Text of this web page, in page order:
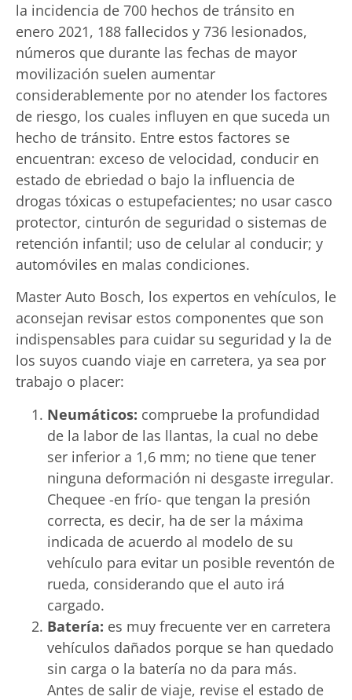
la incidencia de 700 hechos de tránsito en
enero 2021, 188 fallecidos y 736 lesionados,
números que durante las fechas de mayor
movilización suelen aumentar
considerablemente por no atender los factores
de riesgo, los cuales influyen en que suceda un
hecho de tránsito. Entre estos factores se
encuentran: exceso de velocidad, conducir en
estado de ebriedad o bajo la influencia de
drogas tóxicas o estupefacientes; no usar casco
protector, cinturón de seguridad o sistemas de
retención infantil; uso de celular al conducir; y
automóviles en malas condiciones.
Master Auto Bosch, los expertos en vehículos, le
aconsejan revisar estos componentes que son
indispensables para cuidar su seguridad y la de
los suyos cuando viaje en carretera, ya sea por
trabajo o placer:
Neumáticos: compruebe la profundidad
de la labor de las llantas, la cual no debe
ser inferior a 1,6 mm; no tiene que tener
ninguna deformación ni desgaste irregular.
Chequee -en frío- que tengan la presión
correcta, es decir, ha de ser la máxima
indicada de acuerdo al modelo de su
vehículo para evitar un posible reventón de
rueda, considerando que el auto irá
cargado.
Batería: es muy frecuente ver en carretera
vehículos dañados porque se han quedado
sin carga o la batería no da para más.
Antes de salir de viaje, revise el estado de